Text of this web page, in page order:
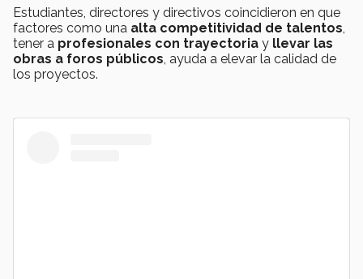
Estudiantes, directores y directivos coincidieron en que
factores como una alta competitividad de talentos
tener a profesionales con trayectoria y llevar las
obras a foros públicos , ayuda a elevar la calidad de
los proyectos.